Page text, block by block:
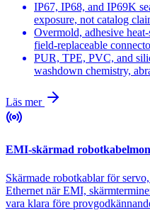
IP67, IP68, and IP69K
exposure, not catalog
Overmold, adhesive
field-replaceable
PUR, TPE, PVC, and
washdown chemistry,
Läs mer
EMI-skärmad
Skärmade robotkablar för
Ethernet när EMI,
vara klara före